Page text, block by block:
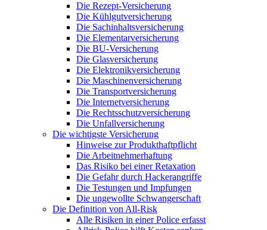
Die Rezept-Versicherung
Die Kühlgutversicherung
Die Sachinhaltsversicherung
Die Elementarversicherung
Die BU-Versicherung
Die Glasversicherung
Die Elektronikversicherung
Die Maschinenversicherung
Die Transportversicherung
Die Internetversicherung
Die Rechtsschutzversicherung
Die Unfallversicherung
Die wichtigste Versicherung
Hinweise zur Produkthaftpflicht
Die Arbeitnehmerhaftung
Das Risiko bei einer Retaxation
Die Gefahr durch Hackerangriffe
Die Testungen und Impfungen
Die ungewollte Schwangerschaft
Die Definition von All-Risk
Alle Risiken in einer Police erfasst